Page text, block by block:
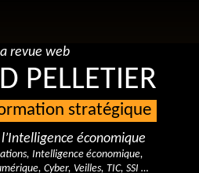
revue web
PELLETIER
stratégique
économique
Intelligence économique,
Cyber, Veilles, TIC, SSI …